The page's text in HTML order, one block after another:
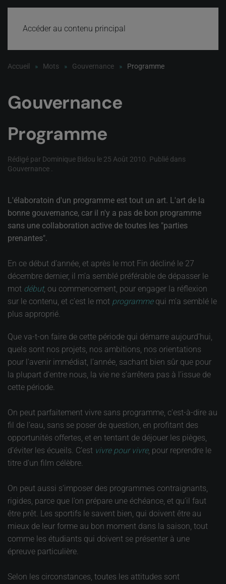
Accéder au contenu principal
Accueil Mots Gouvernance Programme
Gouvernance
Programme
Rédigé par Dominique Bidou le 25 Août 2010 . Publié dans
Gouvernance
L'élaboratoin d'un programme est tout un art. L'art de la
bonne gouvernance, car il n'y a pas de bon programme
sans une collaboration active de toutes les "parties
prenantes".
En ce début d’année, et après le mot Fin décliné le 27
décembre dernier, il m’a semblé préférable de dépasser le
mot début, ou commencement, pour engager la réflexion
sur le contenu, et c’est le mot programmequi m’a semblé le
plus approprié.
Que va-t-on faire de cette période qui démarre aujourd’hui,
quels sont nos projets, nos ambitions, nos orientations
pour l'avenir immédiat, l’année, sachant bien sûr que pour
la plupart d’entre nous, la vie ne s’arrêtera pas à l’issue de
cette période.
On peut parfaitement vivre sans programme, c'est-à-dire au
fil de l’eau, sans se poser de question, en profitant des
opportunités offertes, et en tentant de déjouer les pièges,
d’éviter les écueils. C’est vivre pour vivre, pour reprendre le
titre d’un film célèbre.
On peut aussi s’imposer des programmes contraignants,
rigides, parce que l’on prépare une échéance, et qu’il faut
être prêt. Les sportifs le savent bien, qui doivent être au
mieux de leur forme au bon moment dans la saison, tout
comme les étudiants qui doivent se présenter à une
épreuve particulière.
Selon les circonstances, toutes les attitudes sont